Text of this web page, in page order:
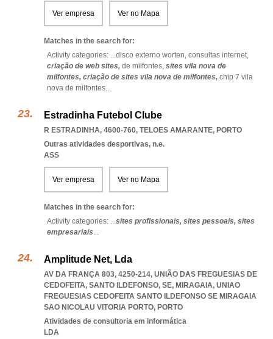
Ver empresa Ver no Mapa
Matches in the search for:
Activity categories: ...disco externo worten, consultas internet,
criação de web sites, de milfontes, sites vila nova de
milfontes, criação de sites vila nova de milfontes, chip 7 vila
nova de milfontes...
Estradinha Futebol Clube
R ESTRADINHA, 4600-760, TELOES AMARANTE, PORTO
Outras atividades desportivas, n.e.
ASS
Ver empresa Ver no Mapa
Matches in the search for:
Activity categories: ...sites profissionais, sites pessoais, sites
empresariais...
Amplitude Net, Lda
AV DA FRANÇA 803, 4250-214, UNIÃO DAS FREGUESIAS DE
CEDOFEITA, SANTO ILDEFONSO, SE, MIRAGAIA, UNIAO
FREGUESIAS CEDOFEITA SANTO ILDEFONSO SE MIRAGAIA
SAO NICOLAU VITORIA PORTO, PORTO
Atividades de consultoria em informática
LDA